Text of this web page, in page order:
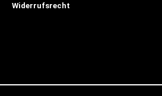
Widerrufsrecht